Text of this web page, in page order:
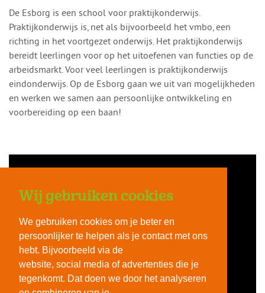
Wij gebruiken cookies
We gebruiken cookies om je beter en
persoonlijker te helpen als je contact met ons
hebt. Bijvoorbeeld via de
website, social media of advertenties die je
tegenkomt. Dat doen we door het analyseren
De Esborg is een school voor praktijkonderwijs.
Praktijkonderwijs is, net als bijvoorbeeld het vmbo, een
richting in het voortgezet onderwijs. Het praktijkonderwijs
bereidt leerlingen voor op het uitoefenen van functies op de
arbeidsmarkt. Voor veel leerlingen is praktijkonderwijs
eindonderwijs. Op de Esborg gaan we uit van mogelijkheden
en werken we samen aan persoonlijke ontwikkeling en
voorbereiding op een baan!